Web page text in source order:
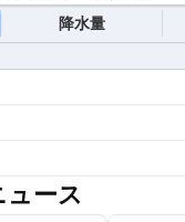
降水量
ース